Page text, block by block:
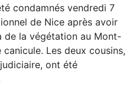
condamnés vendredi 7
de Nice après avoir
de la végétation au Mont-
Les deux cousins,
ont été